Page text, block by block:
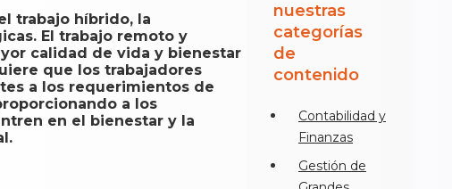
trabajo híbrido, la
El trabajo remoto y
calidad de vida y bienestar
que los trabajadores
a los requerimientos de
a los
en el bienestar y la
nuestras
categorías
de
contenido
Contabilidad y
Finanzas
Gestión de